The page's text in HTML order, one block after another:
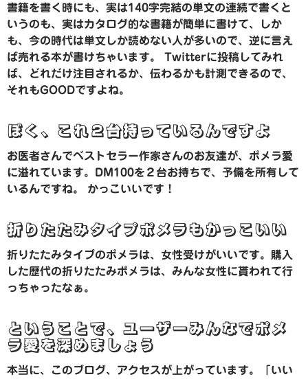
書籍を書く時にも、実は140字完結の単文の連続で書くと
いうのも、実はカタログ的な書籍が簡単に書けて、しか
も、今の時代は単文しか読めない人が多いので、逆に言え
ば売れる本が書けちゃいます。 Twitterに投稿してみれ
ば、どれだけ注目されるか、伝わるかも計測できるので、
それもGOODですよね。
ぼく、これ２台持っているんですよ
お医者さんでベストセラー作家さんのお友達が、ポメラ愛
に溢れています。DM100を２台お持ちで、予備を所有して
いるんですね。 かっこいいです！
折りたたみタイプポメラもかっこいい
折りたたみタイプのポメラは、女性受けがいいです。購入
した歴代の折りたたみポメラは、みんな女性に貰われて行
っちゃったなぁ。
ということで、ユーザーみんなでポメ
ラ愛を深めましょう
本当に、このブログ、アクセスが上がっています。「いい